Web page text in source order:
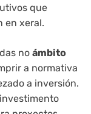
que
en xeral.
no ámbito
a normativa
a inversión.